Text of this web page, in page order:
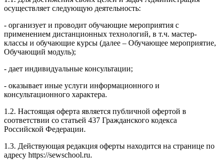
осуществляет следующую деятельность:
- организует и проводит обучающие мероприятия с
применением дистанционных технологий, в т.ч. мастер-
классы и обучающие курсы (далее – Обучающее мероприятие,
Обучающий модуль);
- дает индивидуальные консультации;
- оказывает иные услуги информационного и
консультационного характера.
1.2. Настоящая оферта является публичной офертой в
соответствии со статьей 437 Гражданского кодекса
Российской Федерации.
1.3. Действующая редакция оферты находится на странице по
адресу https://sewschool.ru.